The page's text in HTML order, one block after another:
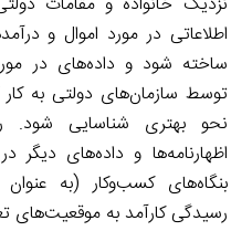
اطلاعاتی در مورد اموال و
ساخته شود و داده‌های در
توسط سازمان‌های دولتی به
نحو بهتری شناسایی شود.
اظهارنامه‌ها و داده‌های
بنگاه‌های کسب‌وکار (به
رسیدگی کارآمد به موقعیت‌های